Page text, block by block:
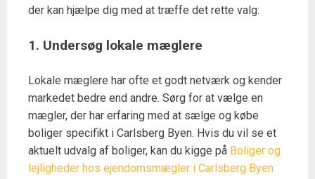
der kan hjælpe dig med at træffe det rette valg:
1. Undersøg lokale mæglere
Lokale mæglere har ofte et godt netværk og kender
markedet bedre end andre. Sørg for at vælge en
mægler, der har erfaring med at sælge og købe
boliger specifikt i Carlsberg Byen. Hvis du vil se et
aktuelt udvalg af boliger, kan du kigge på Boliger og
lejligheder hos ejendomsmægler i Carlsberg Byen